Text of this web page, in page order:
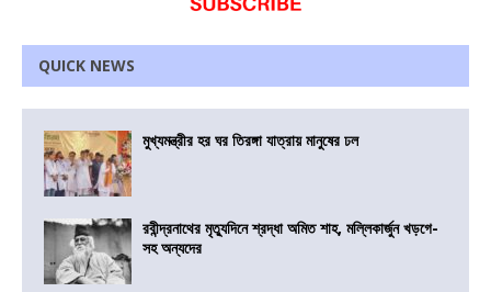
QUICK NEWS
মুখ্যমন্ত্রীর হর ঘর তিরঙ্গা যাত্রায় মানুষের ঢল
রবীন্দ্রনাথের মৃত্যুদিনে শ্রদ্ধা অমিত শাহ, মল্লিকার্জুন খড়গে-
সহ অন্যদের